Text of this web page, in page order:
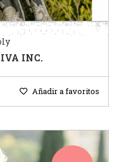
IVA INC.
Añadir a favoritos